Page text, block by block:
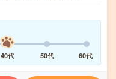
40代 50代 60代